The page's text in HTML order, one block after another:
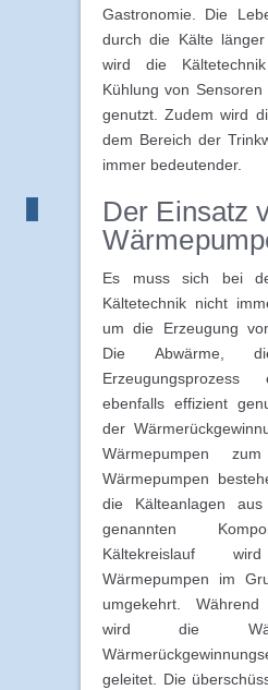
Gastronomie. Die
durch die Kälte
wird die
Kühlung von Sensoren
genutzt. Zudem wird
dem Bereich der
immer bedeutender.
Der Einsatz
Es muss sich bei
Kältetechnik nicht
um die Erzeugung
Die Abwärme,
ebenfalls effizient
der
Wärmepumpen
Wärmepumpen
die Kälteanlagen
genannten
Kältekreislauf
Wärmepumpen im
umgekehrt.
wird die
geleitet. Die